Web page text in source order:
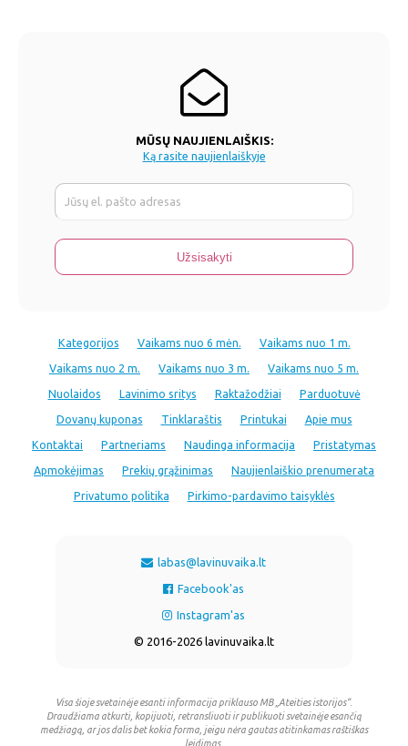
MŪSŲ NAUJIENLAIŠKIS:
Ką rasite naujienlaiškyje
Kategorijos Vaikams nuo 6 mėn.
Vaikams nuo 1 m.
Vaikams nuo 2 m.
Vaikams nuo 3 m.
Vaikams nuo 5 m.
Nuolaidos
Lavinimo sritys Raktažodžiai
Parduotuvė
Dovanų kuponas
Tinklaraštis Printukai
Apie mus
Kontaktai
Partneriams Naudinga informacija
Pristatymas
Apmokėjimas
Prekių grąžinimas
Naujienlaiškio prenumerata
Privatumo politika
Pirkimo-pardavimo taisyklės
labas@lavinuvaika.lt
Facebook'as
Instagram'as
© 2016-2026 lavinuvaika.lt
Visa šioje svetainėje esanti informacija priklauso MB „Ateities istorijos“.
Draudžiama atkurti, kopijuoti, retransliuoti ir publikuoti svetainėje esančią
medžiagą, ar jos dalis bet kokia forma, jeigu nėra gautas atitinkamas raštiškas
leidimas.